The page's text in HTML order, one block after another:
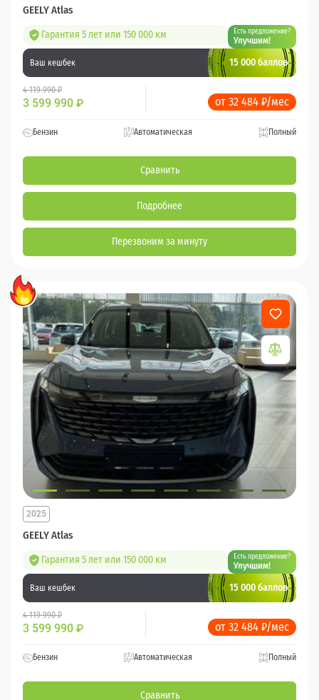
GEELY Atlas
Гарантия 5 лет или 150 000 км Есть предложение?
Улучшим!
Ваш кешбек 15 000 баллов
4 119 990 ₽
3 599 990 ₽ от 32 484 ₽/мес
Бензин Автоматическая Полный
Сравнить
Подробнее
Перезвоним за минуту
GEELY Atlas
2025
Гарантия 5 лет или 150 000 км Есть предложение?
Улучшим!
Ваш кешбек 15 000 баллов
4 119 990 ₽
3 599 990 ₽ от 32 484 ₽/мес
Бензин Автоматическая Полный
Сравнить